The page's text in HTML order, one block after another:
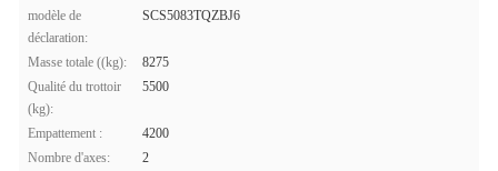
modèle de
déclaration:
SCS5083TQZBJ6
Masse totale ((kg):
8275
Qualité du trottoir
(kg):
5500
Empattement :
4200
Nombre d'axes:
2